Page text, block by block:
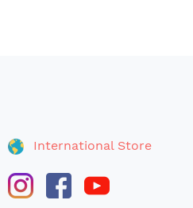
International Store